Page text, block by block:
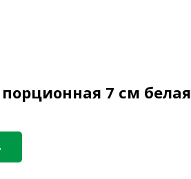
7 см белая